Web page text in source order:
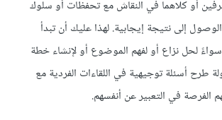
أو كلاهما في النقاش مع تحفظات أو سلوك
إلى نتيجة إيجابية. لهذا عليك أن تبدأ
سواءً لحل نزاع أو لفهم الموضوع أو لإنشاء خطة
طرح أسئلة توجيهية في اللقاءات الفردية مع
الفرصة في التعبير عن أنفسهم.